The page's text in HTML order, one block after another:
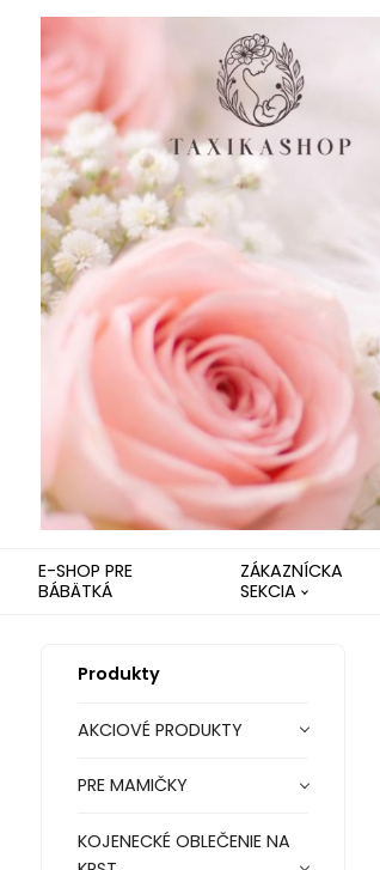
E-SHOP PRE
BÁBÄTKÁ
ZÁKAZNÍCKA
SEKCIA
Produkty
AKCIOVÉ PRODUKTY
PRE MAMIČKY
KOJENECKÉ OBLEČENIE NA